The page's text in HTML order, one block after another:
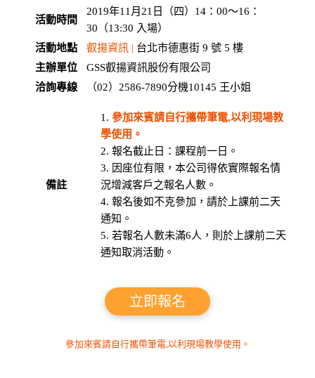
活動時間
2019年11月21日（四）14：00〜16：
30（13:30 入場）
活動地點
叡揚資訊 | 台北市德惠街 9 號 5 樓
主辦單位
GSS叡揚資訊股份有限公司
洽詢專線
（02）2586-7890分機10145 王小姐
備註
參加來賓請自行攜帶筆電,以利現場教
學使用。
報名截止日：課程前一日。
因座位有限，本公司得依實際報名情
況增減客戶之報名人數。
報名後如不克參加，請於上課前二天
通知。
若報名人數未滿6人，則於上課前二天
通知取消活動。
立即報名
參加來賓請自行攜帶筆電,以利現場教學使用。